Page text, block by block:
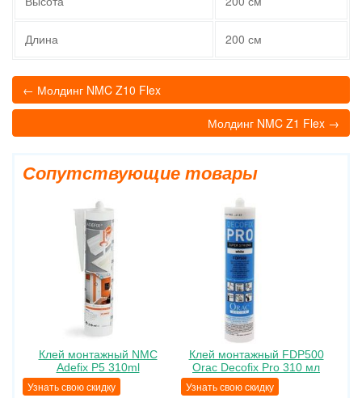
Длина 200 см
← Молдинг NMC Z10 Flex
Молдинг NMC Z1 Flex →
Сопутствующие товары
Клей монтажный NMC
Adefix P5 310ml
Узнать свою скидку
Клей монтажный FDP500
Orac Decofix Pro 310 мл
Узнать свою скидку